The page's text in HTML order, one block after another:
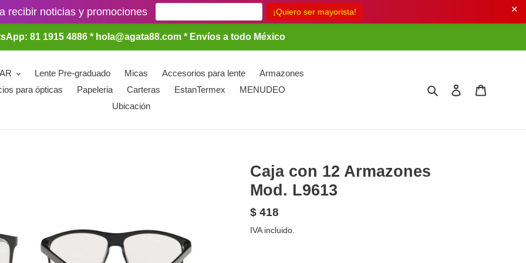
recibir noticias y promociones ✕
81 1915 4886 * hola@agata88.com * Envíos a todo México
Lente Pre-graduado Micas Accesorios para lente
Armazones
para ópticas
Papeleria Carteras EstanTermex
MENUDEO
Ubicación
Buscar Ingresar
Caja con 12 Armazones
Mod. L9613
Precio
habitual
$ 418
IVA incluido.